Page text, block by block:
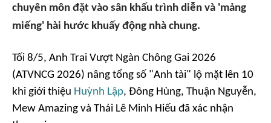
chuyên môn đặt vào sân khấu trình diễn và 'mảng
miếng' hài hước khuấy động nhà chung.
Tối 8/5, Anh Trai Vượt Ngàn Chông Gai 2026
(ATVNCG 2026) nâng tổng số "Anh tài" lộ mặt lên 10
khi giới thiệu Huỳnh Lập, Đông Hùng, Thuận Nguyễn,
Mew Amazing và Thái Lê Minh Hiếu đã xác nhận